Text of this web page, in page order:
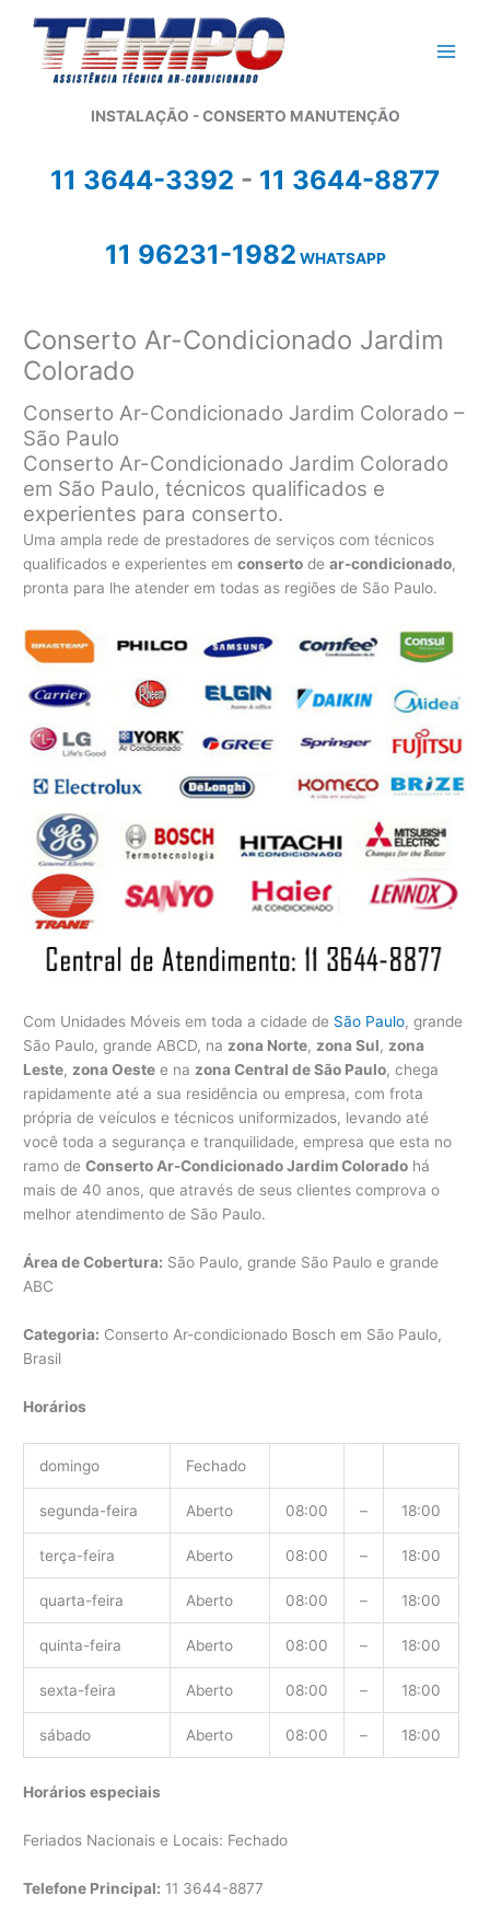
conteúdo
INSTALAÇÃO - CONSERTO MANUTENÇÃO
11 3644-3392 - 11 3644-8877
11 96231-1982 WHATSAPP
Conserto Ar-Condicionado Jardim
Colorado
Conserto Ar-Condicionado Jardim Colorado –
São Paulo
Conserto Ar-Condicionado Jardim Colorado
em São Paulo, técnicos qualificados e
experientes para conserto.
Uma ampla rede de prestadores de serviços com técnicos
qualificados e experientes emconserto dear-condicionado,
pronta para lhe atender em todas as regiões de São Paulo.
Com Unidades Móveis em toda a cidade de São Paulo, grande
São Paulo, grande ABCD, na zona Norte, zona Sul, zona
Leste, zona Oeste e na zona Central de São Paulo, chega
rapidamente até a sua residência ou empresa, com frota
própria de veículos e técnicos uniformizados, levando até
você toda a segurança e tranquilidade, empresa que esta no
ramo deConserto Ar-Condicionado Jardim Colorado há
mais de 40 anos, que através de seus clientes comprova o
melhor atendimento de São Paulo.
Área de Cobertura: São Paulo, grande São Paulo e grande
ABC
Categoria: Conserto Ar-condicionado Bosch em São Paulo,
Brasil
Horários
domingo Fechado
segunda-feira Aberto 08:00 – 18:00
terça-feira Aberto 08:00 – 18:00
quarta-feira Aberto 08:00 – 18:00
quinta-feira Aberto 08:00 – 18:00
sexta-feira Aberto 08:00 – 18:00
sábado Aberto 08:00 – 18:00
Horários especiais
Feriados Nacionais e Locais: Fechado
Telefone Principal: 11 3644-8877